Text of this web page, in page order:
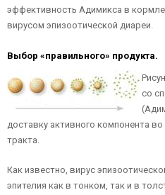
эффективность Адимикса в
вирусом эпизоотической диареи.
Выбор «правильного» продукта.
со
доставку активного компонента
тракта.
Как известно, вирус
эпителия как в тонком, так и в